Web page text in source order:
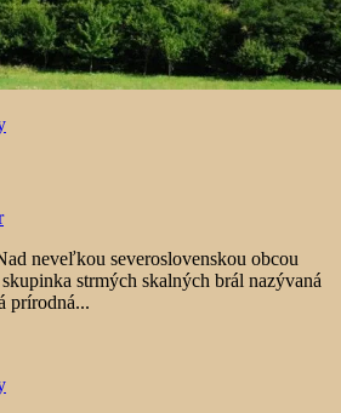
neveľkou severoslovenskou obcou
strmých skalných brál nazývaná
prírodná...